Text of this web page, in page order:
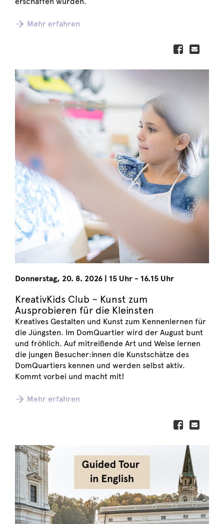
Mehr erfahren
Donnerstag, 20. 8. 2026 15 Uhr - 16.15 Uhr
KreativKids Club – Kunst zum
Ausprobieren für die Kleinsten
Kreatives Gestalten und Kunst zum Kennenlernen für
die Jüngsten. Im DomQuartier wird der August bunt
und fröhlich. Auf mitreißende Art und Weise lernen
die jungen Besucher:innen die Kunstschätze des
DomQuartiers kennen und werden selbst aktiv.
Kommt vorbei und macht mit!
Mehr erfahren